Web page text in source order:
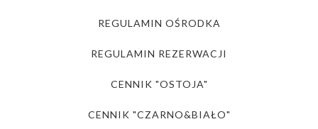
REGULAMIN OŚRODKA
REGULAMIN REZERWACJI
CENNIK "OSTOJA"
CENNIK "CZARNO&BIAŁO"